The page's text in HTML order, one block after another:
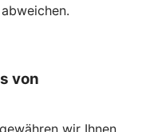
von
wir Ihnen